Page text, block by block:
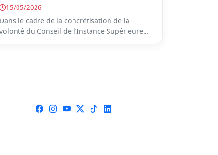
15/05/2026
Dans le cadre de la concrétisation de la
volonté du Conseil de l’Instance Supérieure...